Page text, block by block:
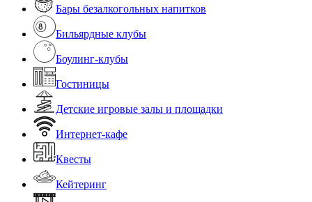
Бары безалкогольных напитков
Бильярдные клубы
Боулинг-клубы
Гостиницы
Детские игровые залы и площадки
Интернет-кафе
Квесты
Кейтеринг